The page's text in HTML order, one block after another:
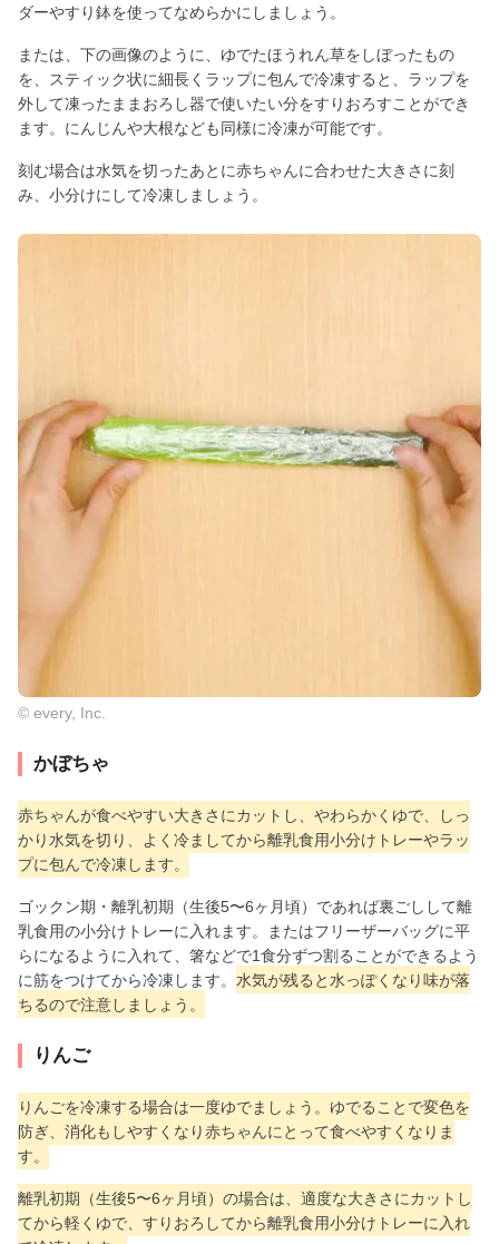
ダーやすり鉢を使ってなめらかにしましょう。
または、下の画像のように、ゆでたほうれん草をしぼったもの
を、スティック状に細長くラップに包んで冷凍すると、ラップを
外して凍ったままおろし器で使いたい分をすりおろすことができ
ます。にんじんや大根なども同様に冷凍が可能です。
刻む場合は水気を切ったあとに赤ちゃんに合わせた大きさに刻
み、小分けにして冷凍しましょう。
© every, Inc.
かぼちゃ
赤ちゃんが食べやすい大きさにカットし、やわらかくゆで、しっ
かり水気を切り、よく冷ましてから離乳食用小分けトレーやラッ
プに包んで冷凍します。
ゴックン期・離乳初期（生後5〜6ヶ月頃）であれば裏ごしして離
乳食用の小分けトレーに入れます。またはフリーザーバッグに平
らになるように入れて、箸などで1食分ずつ割ることができるよう
に筋をつけてから冷凍します。 水気が残ると水っぽくなり味が落
ちるので注意しましょう。
りんご
りんごを冷凍する場合は一度ゆでましょう。ゆでることで変色を
防ぎ、消化もしやすくなり赤ちゃんにとって食べやすくなりま
す。
離乳初期（生後5〜6ヶ月頃）の場合は、適度な大きさにカットし
てから軽くゆで、すりおろしてから離乳食用小分けトレーに入れ